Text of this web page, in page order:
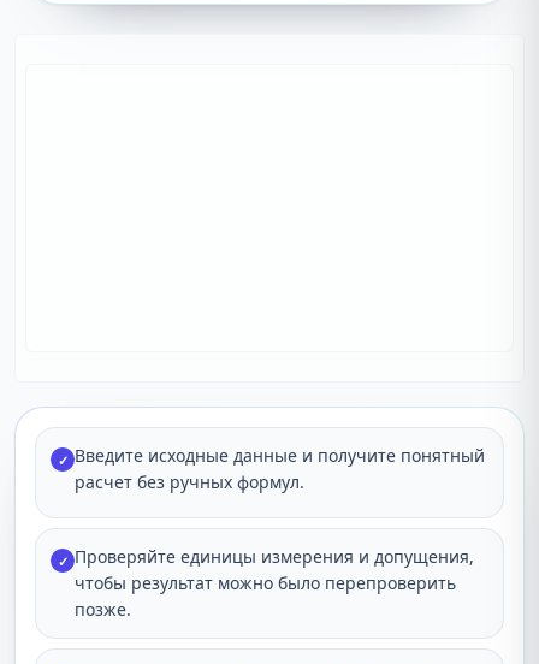
✓ Введите исходные данные и получите понятный
расчет без ручных формул.
✓ Проверяйте единицы измерения и допущения,
чтобы результат можно было перепроверить
позже.